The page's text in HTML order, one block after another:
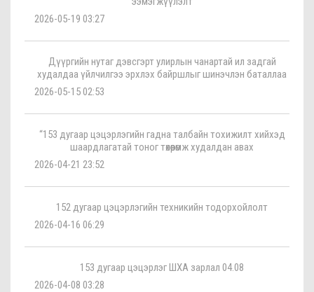
2026-05-19 03:27
Дүүргийн нутаг дэвсгэрт улирлын чанартай ил задгай
худалдаа үйлчилгээ эрхлэх байршлыг шинэчлэн баталлаа
2026-05-15 02:53
“153 дугаар цэцэрлэгийн гадна талбайн тохижилт хийхэд
шаардлагатай тоног төхөөрөмж худалдан авах
2026-04-21 23:52
152 дугаар цэцэрлэгийн техникийн тодорхойлолт
2026-04-16 06:29
153 дугаар цэцэрлэг ШХА зарлал 04.08
2026-04-08 03:28